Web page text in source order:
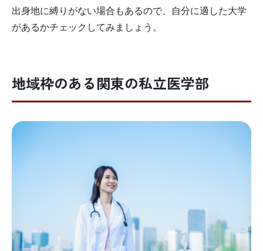
出身地に縛りがない場合もあるので、自分に適した大学
があるかチェックしてみましょう。
地域枠のある関東の私立医学部